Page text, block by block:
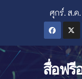
ศุกร์. ส.ค
สื่อฟรี